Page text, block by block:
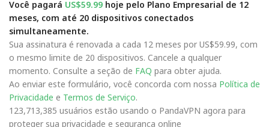
Você pagará US$59.99 hoje pelo Plano Empresarial de 12
meses, com até 20 dispositivos conectados
simultaneamente.
Sua assinatura é renovada a cada 12 meses por US$59.99, com
o mesmo limite de 20 dispositivos. Cancele a qualquer
momento. Consulte a seção de FAQ para obter ajuda.
Ao enviar este formulário, você concorda com nossa Política de
Privacidade e Termos de Serviço.
123,713,385 usuários estão usando o PandaVPN agora para
proteger sua privacidade e segurança online